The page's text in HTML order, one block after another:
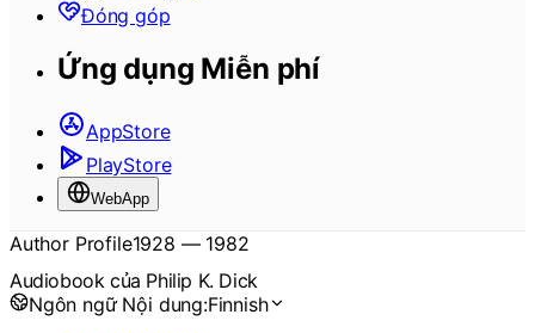
Đóng góp
Ứng dụng Miễn phí
AppStore
PlayStore
WebApp
Author Profile1928 — 1982
Audiobook của Philip K. Dick
Ngôn ngữ Nội dung:Finnish